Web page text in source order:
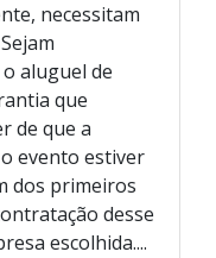
necessitam
aluguel de
que
de que a
evento estiver
dos primeiros
desse
escolhida....